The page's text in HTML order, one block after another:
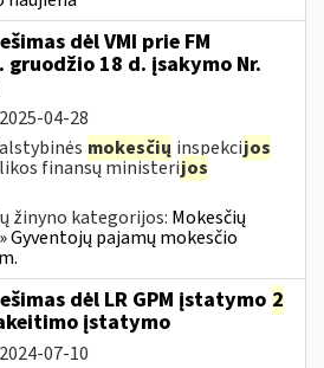
dėl VMI prie FM
18 d. įsakymo Nr.
2025-04-28
mokesčių inspekcijos
finansų ministerijos
žinyno kategorijos: Mokesčių
pajamų mokesčio
dėl LR GPM įstatymo 2
įstatymo
2024-07-10